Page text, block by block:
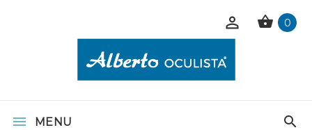
0
MENU